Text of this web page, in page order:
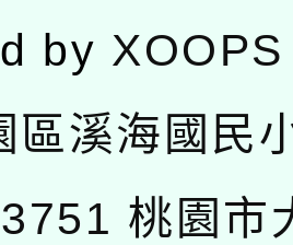
by XOOPS
區溪海國民
桃園市